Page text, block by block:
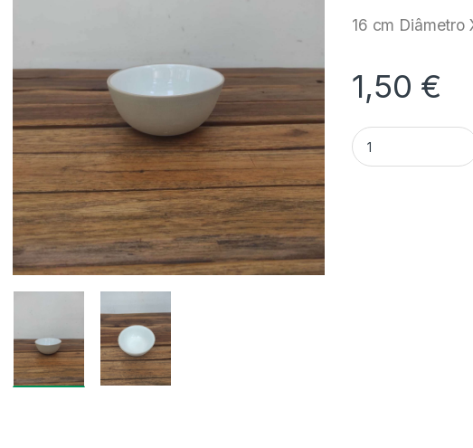
16 cm Diâmetro
1,50 €
Quantidade Taça